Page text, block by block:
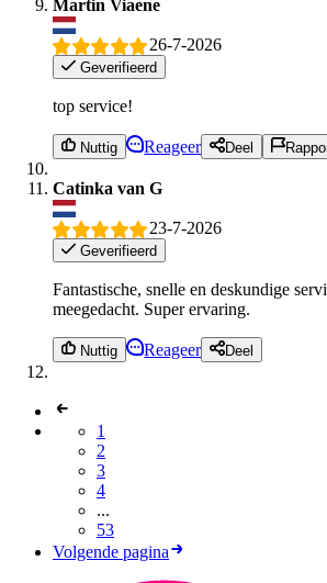
Martin Viaene
26-7-2026
Geverifieerd
top service!
Nuttig Reageer Deel
Catinka van G
23-7-2026
Geverifieerd
Fantastische, snelle en deskundige
meegedacht. Super ervaring.
Nuttig Reageer Deel
1
2
3
4
...
53
Volgende pagina